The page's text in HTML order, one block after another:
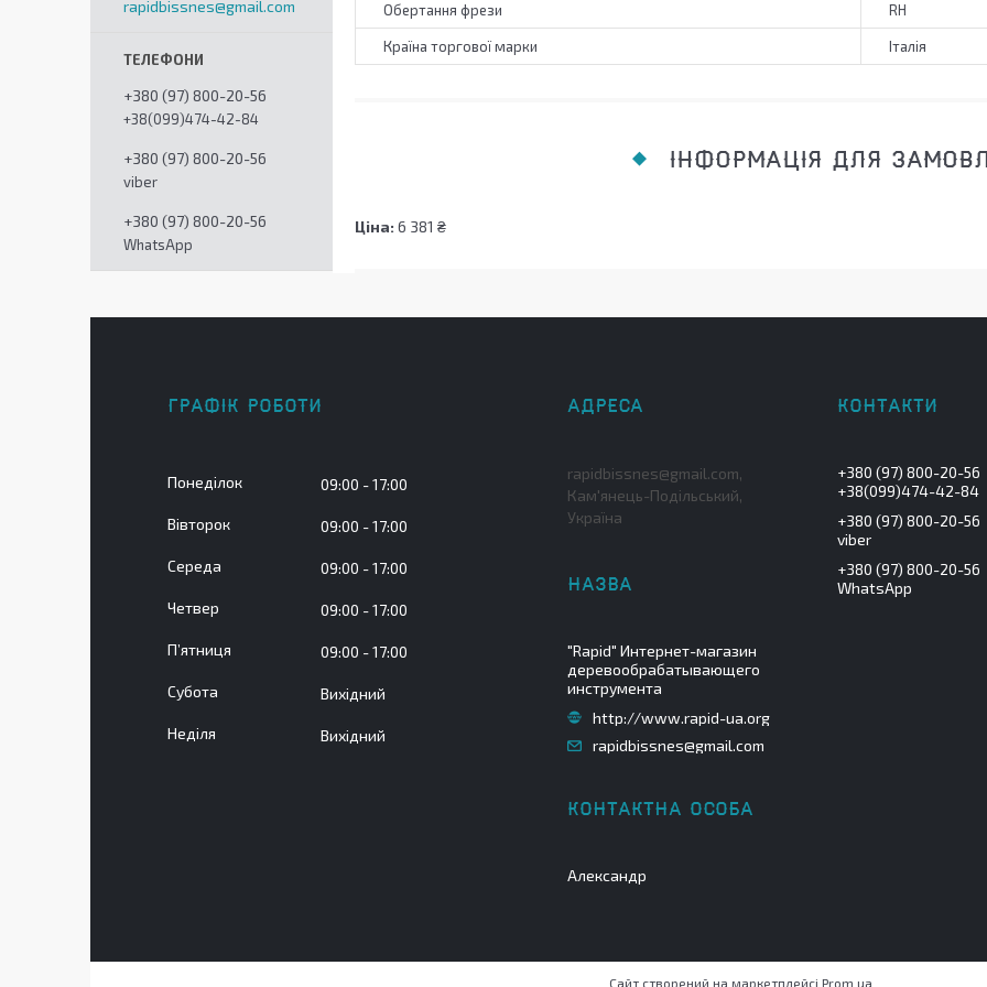
Обертання фрези RH
Країна торгової марки Італія
ІНФОРМАЦІЯ ДЛЯ
Ціна: 6 381 ₴
rapidbissnes@gmail.com
+380 (97) 800-20-56
+38(099)474-42-84
+380 (97) 800-20-56
viber
+380 (97) 800-20-56
WhatsApp
ГРАФІК РОБОТИ
Понеділок 09:00 17:00
Вівторок 09:00 17:00
Середа 09:00 17:00
Четвер 09:00 17:00
Пʼятниця 09:00 17:00
Субота Вихідний
Неділя Вихідний
rapidbissnes@gmail.com,
Кам'янець-Подільський,
Україна
"Rapid" Интернет-магазин
деревообрабатывающего
инструмента
http://www.rapid-ua.org
rapidbissnes@gmail.com
Александр
+380 (97) 800-20-56
+38(099)474-42-84
+380 (97) 800-20-56
viber
+380 (97) 800-20-56
WhatsApp
Сайт створений на маркетплейсі Prom.ua